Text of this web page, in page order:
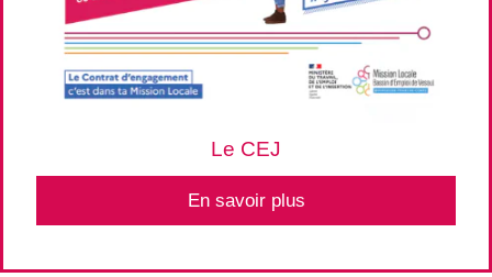
Le CEJ
En savoir plus